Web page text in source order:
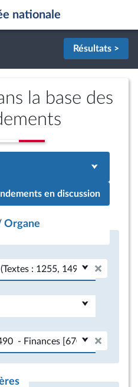
nationale
Résultats >
la base des
en discussion
Organe